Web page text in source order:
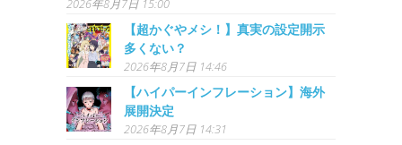
2026年8月7日 15:00
【超かぐやメシ！】真実の設定開示
多くない？
2026年8月7日 14:46
【ハイパーインフレーション】海外
展開決定
2026年8月7日 14:31